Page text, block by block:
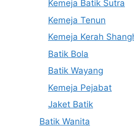
Kemeja Batik Sutra
Kemeja Tenun
Kemeja Kerah
Batik Bola
Batik Wayang
Kemeja Pejabat
Jaket Batik
Batik Wanita